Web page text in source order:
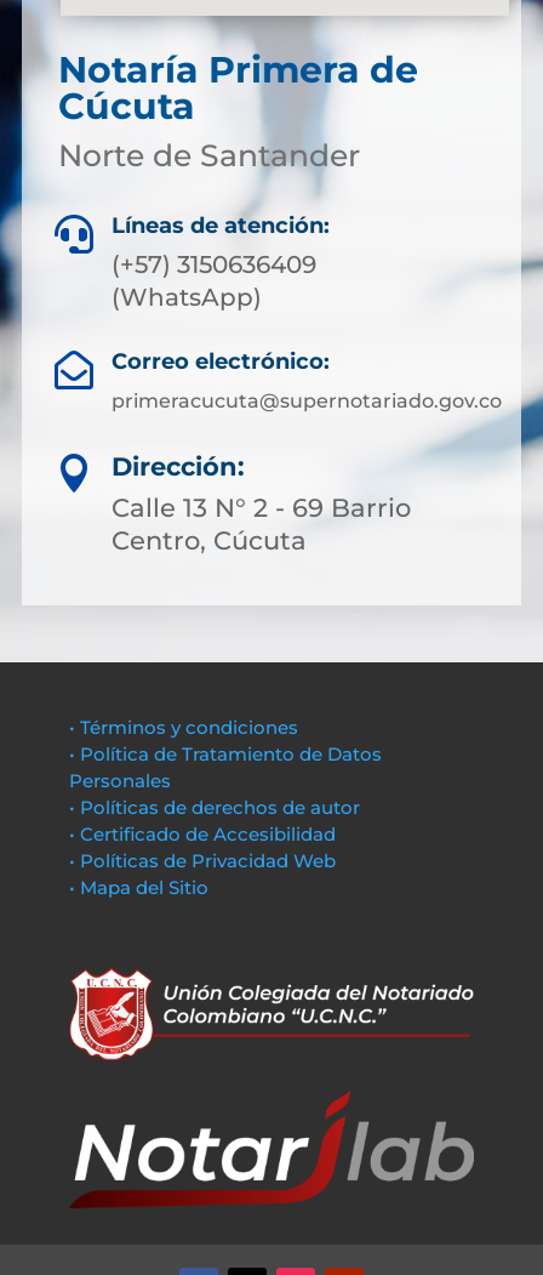
Notaría Primera de
Cúcuta
Norte de Santander
 Líneas de atención:
(+57) 3150636409
(WhatsApp)
 Correo electrónico:
primeracucuta@supernotariado.gov.co

Dirección:
Calle 13 N° 2 - 69 Barrio
Centro, Cúcuta
• Términos y condiciones
• Política de Tratamiento de Datos
Personales
• Políticas de derechos de autor
• Certificado de Accesibilidad
• Políticas de Privacidad Web
• Mapa del Sitio